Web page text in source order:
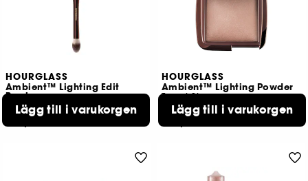
HOURGLASS
Ambient™ Lighting Edit
Brush
2
669,00 KR
Lägg till i varukorgen
HOURGLASS
Ambient™ Lighting Powder
Travel Size
3
399,00 KR
Lägg till i varukorgen